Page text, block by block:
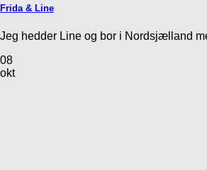
Frida & Line
Jeg hedder Line og bor i Nordsjælland
08
okt